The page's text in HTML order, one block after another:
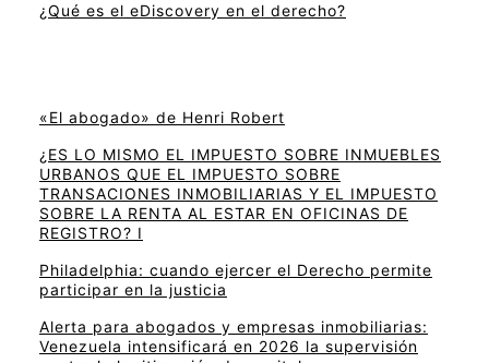
¿Qué es el eDiscovery en el derecho?
«El abogado» de Henri Robert
¿ES LO MISMO EL IMPUESTO SOBRE INMUEBLES
URBANOS QUE EL IMPUESTO SOBRE
TRANSACIONES INMOBILIARIAS Y EL IMPUESTO
SOBRE LA RENTA AL ESTAR EN OFICINAS DE
REGISTRO? I
Philadelphia: cuando ejercer el Derecho permite
participar en la justicia
Alerta para abogados y empresas inmobiliarias:
Venezuela intensificará en 2026 la supervisión